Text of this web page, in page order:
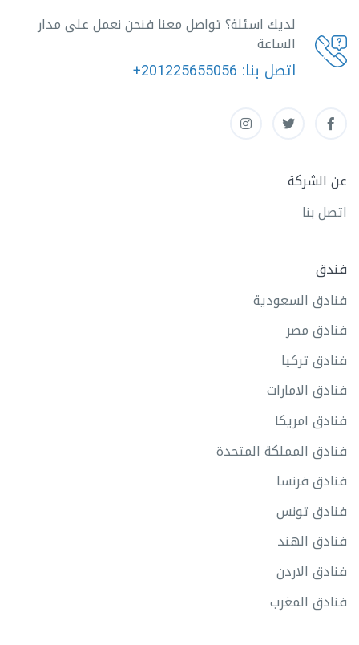
لديك اسئلة؟ تواصل معنا فنحن نعمل على مدار
الساعة
اتصل بنا: +201225655056
عن الشركة
اتصل بنا
فندق
فنادق السعودية
فنادق مصر
فنادق تركيا
فنادق الامارات
فنادق امريكا
فنادق المملكة المتحدة
فنادق فرنسا
فنادق تونس
فنادق الهند
فنادق الاردن
فنادق المغرب